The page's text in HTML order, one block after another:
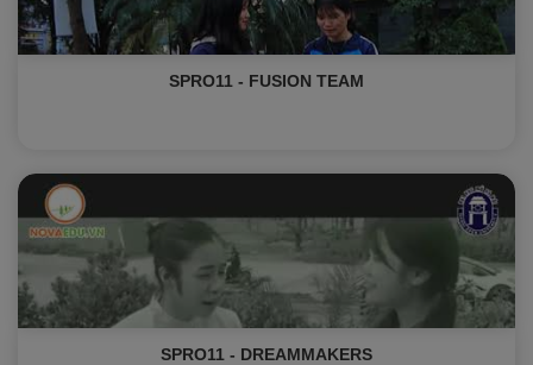
SPRO11 - FUSION TEAM
SPRO11 - DREAMMAKERS